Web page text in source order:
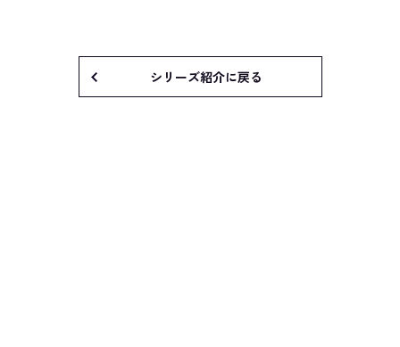
シリーズ紹介に戻る